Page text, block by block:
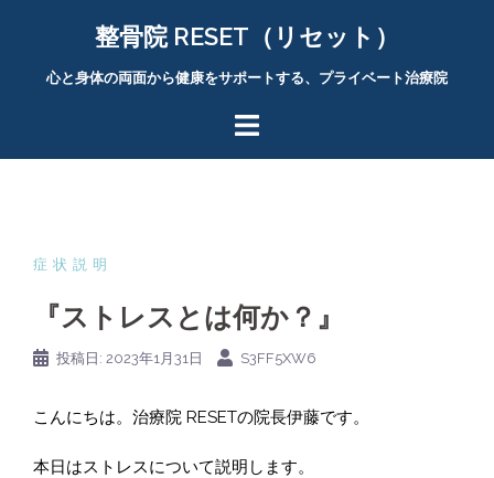
整骨院 RESET（リセット）
心と身体の両面から健康をサポートする、プライベート治療院
症状説明
『ストレスとは何か？』
投稿日: 2023年1月31日 S3FF5XW6
こんにちは。治療院 RESETの院長伊藤です。
本日はストレスについて説明します。